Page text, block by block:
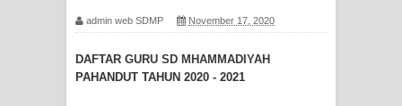
admin web SDMP November 17, 2020
DAFTAR GURU SD MHAMMADIYAH
PAHANDUT TAHUN 2020 - 2021